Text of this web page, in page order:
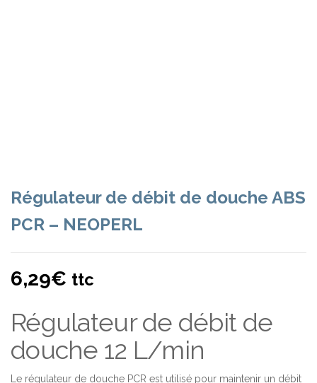
Régulateur de débit de douche ABS
PCR – NEOPERL
6,29€ ttc
Régulateur de débit de
douche 12 L/min
Le régulateur de douche PCR est utilisé pour maintenir un débit